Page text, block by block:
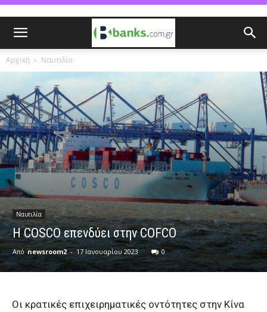
Αρχική Ναυτιλία
Ναυτιλία
H COSCO επενδύει στην COFCO
Από newsroom2 - 17 Ιανουαρίου 2023 0
Οι κρατικές επιχειρηματικές οντότητες στην Κίνα